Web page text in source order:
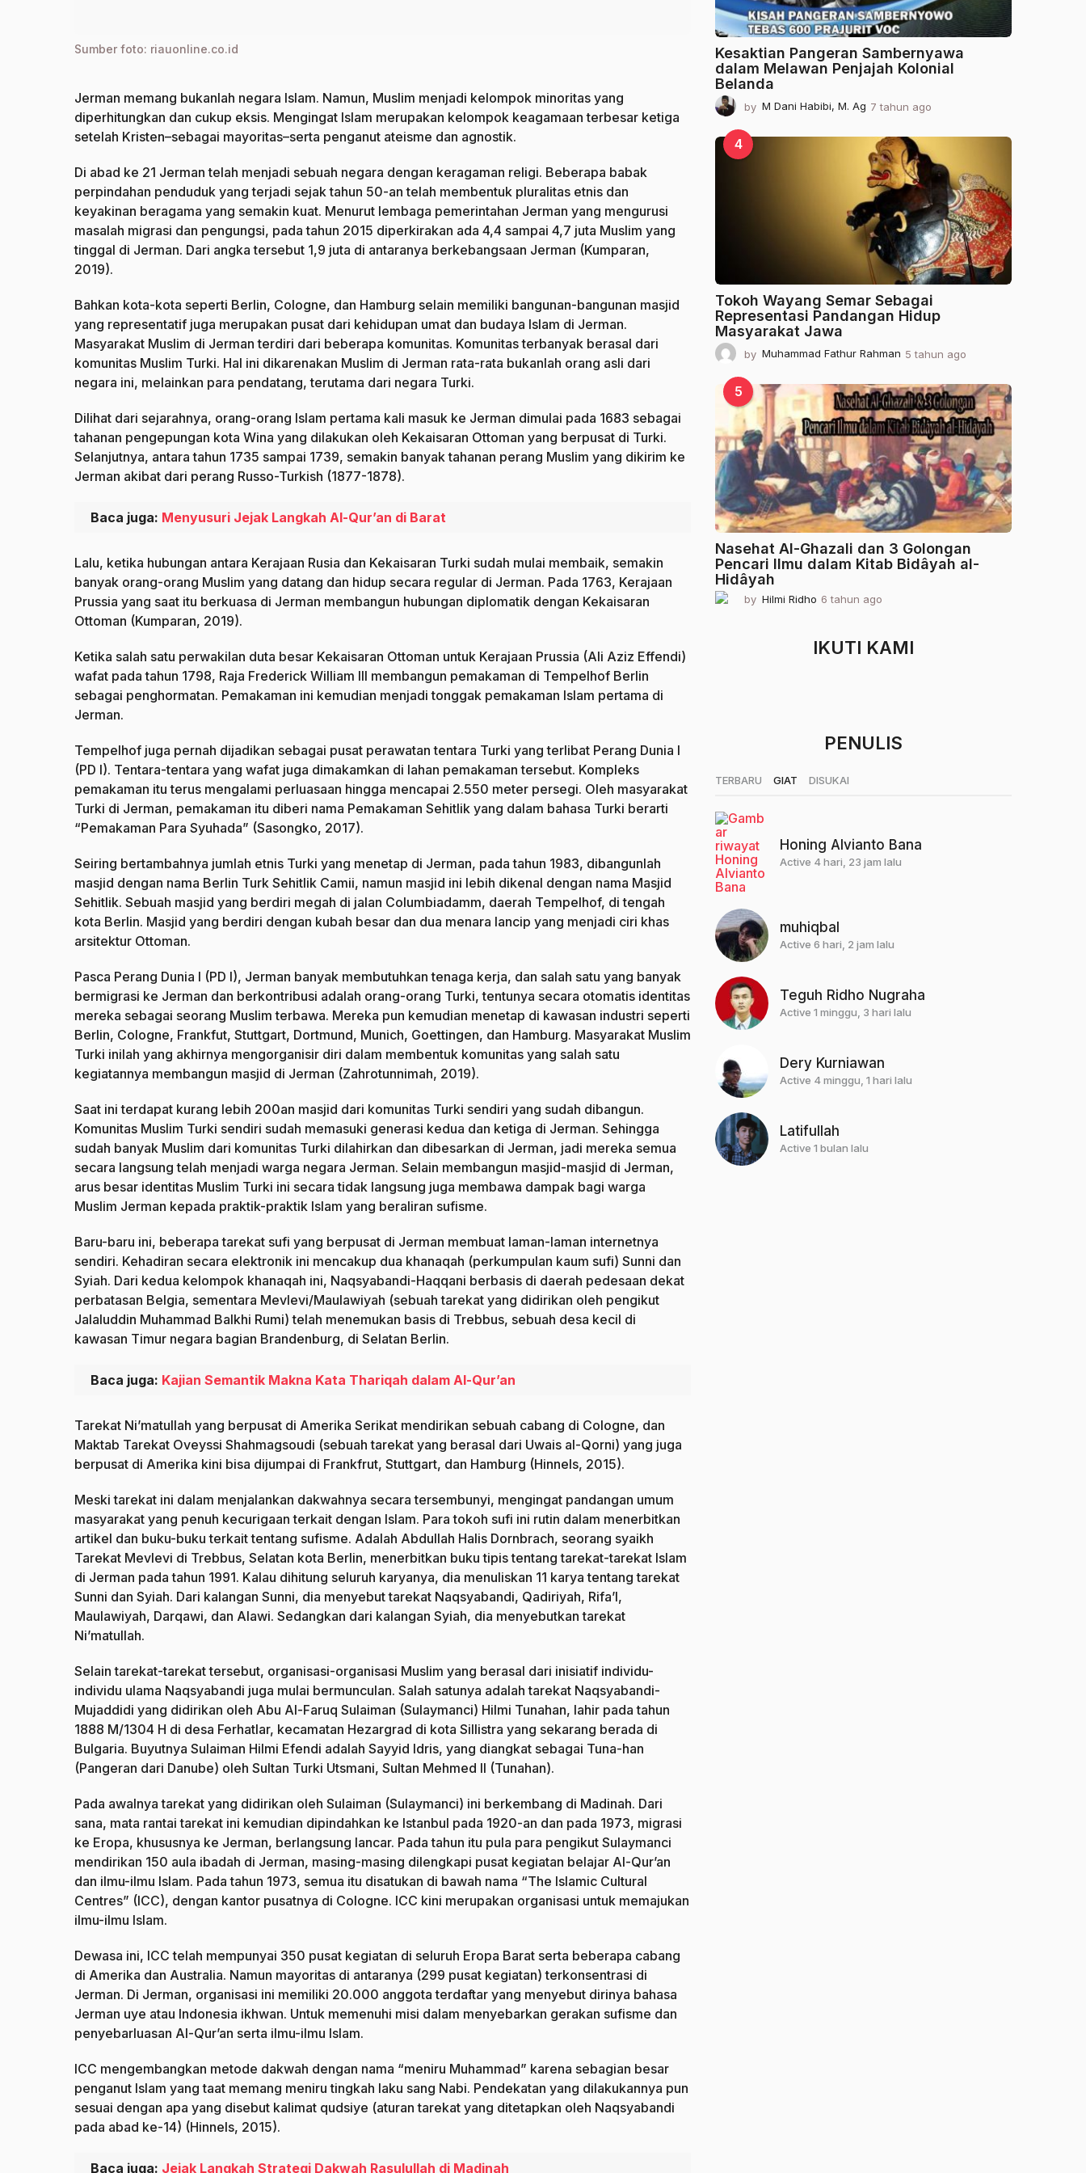
Sumber foto: riauonline.co.id
Jerman memang bukanlah negara Islam. Namun, Muslim menjadi kelompok minoritas yang
diperhitungkan dan cukup eksis. Mengingat Islam merupakan kelompok keagamaan terbesar ketiga
setelah Kristen–sebagai mayoritas–serta penganut ateisme dan agnostik.
Di abad ke 21 Jerman telah menjadi sebuah negara dengan keragaman religi. Beberapa babak
perpindahan penduduk yang terjadi sejak tahun 50-an telah membentuk pluralitas etnis dan
keyakinan beragama yang semakin kuat. Menurut lembaga pemerintahan Jerman yang mengurusi
masalah migrasi dan pengungsi, pada tahun 2015 diperkirakan ada 4,4 sampai 4,7 juta Muslim yang
tinggal di Jerman. Dari angka tersebut 1,9 juta di antaranya berkebangsaan Jerman (Kumparan,
2019).
Bahkan kota-kota seperti Berlin, Cologne, dan Hamburg selain memiliki bangunan-bangunan masjid
yang representatif juga merupakan pusat dari kehidupan umat dan budaya Islam di Jerman.
Masyarakat Muslim di Jerman terdiri dari beberapa komunitas. Komunitas terbanyak berasal dari
komunitas Muslim Turki. Hal ini dikarenakan Muslim di Jerman rata-rata bukanlah orang asli dari
negara ini, melainkan para pendatang, terutama dari negara Turki.
Dilihat dari sejarahnya, orang-orang Islam pertama kali masuk ke Jerman dimulai pada 1683 sebagai
tahanan pengepungan kota Wina yang dilakukan oleh Kekaisaran Ottoman yang berpusat di Turki.
Selanjutnya, antara tahun 1735 sampai 1739, semakin banyak tahanan perang Muslim yang dikirim ke
Jerman akibat dari perang Russo-Turkish (1877-1878).
Baca juga: Menyusuri Jejak Langkah Al-Qur’an di Barat
Lalu, ketika hubungan antara Kerajaan Rusia dan Kekaisaran Turki sudah mulai membaik, semakin
banyak orang-orang Muslim yang datang dan hidup secara regular di Jerman. Pada 1763, Kerajaan
Prussia yang saat itu berkuasa di Jerman membangun hubungan diplomatik dengan Kekaisaran
Ottoman (Kumparan, 2019).
Ketika salah satu perwakilan duta besar Kekaisaran Ottoman untuk Kerajaan Prussia (Ali Aziz Effendi)
wafat pada tahun 1798, Raja Frederick William III membangun pemakaman di Tempelhof Berlin
sebagai penghormatan. Pemakaman ini kemudian menjadi tonggak pemakaman Islam pertama di
Jerman.
Tempelhof juga pernah dijadikan sebagai pusat perawatan tentara Turki yang terlibat Perang Dunia I
(PD I). Tentara-tentara yang wafat juga dimakamkan di lahan pemakaman tersebut. Kompleks
pemakaman itu terus mengalami perluasaan hingga mencapai 2.550 meter persegi. Oleh masyarakat
Turki di Jerman, pemakaman itu diberi nama Pemakaman Sehitlik yang dalam bahasa Turki berarti
“Pemakaman Para Syuhada” (Sasongko, 2017).
Seiring bertambahnya jumlah etnis Turki yang menetap di Jerman, pada tahun 1983, dibangunlah
masjid dengan nama Berlin Turk Sehitlik Camii, namun masjid ini lebih dikenal dengan nama Masjid
Sehitlik. Sebuah masjid yang berdiri megah di jalan Columbiadamm, daerah Tempelhof, di tengah
kota Berlin. Masjid yang berdiri dengan kubah besar dan dua menara lancip yang menjadi ciri khas
arsitektur Ottoman.
Pasca Perang Dunia I (PD I), Jerman banyak membutuhkan tenaga kerja, dan salah satu yang banyak
bermigrasi ke Jerman dan berkontribusi adalah orang-orang Turki, tentunya secara otomatis identitas
mereka sebagai seorang Muslim terbawa. Mereka pun kemudian menetap di kawasan industri seperti
Berlin, Cologne, Frankfut, Stuttgart, Dortmund, Munich, Goettingen, dan Hamburg. Masyarakat Muslim
Turki inilah yang akhirnya mengorganisir diri dalam membentuk komunitas yang salah satu
kegiatannya membangun masjid di Jerman (Zahrotunnimah, 2019).
Saat ini terdapat kurang lebih 200an masjid dari komunitas Turki sendiri yang sudah dibangun.
Komunitas Muslim Turki sendiri sudah memasuki generasi kedua dan ketiga di Jerman. Sehingga
sudah banyak Muslim dari komunitas Turki dilahirkan dan dibesarkan di Jerman, jadi mereka semua
secara langsung telah menjadi warga negara Jerman. Selain membangun masjid-masjid di Jerman,
arus besar identitas Muslim Turki ini secara tidak langsung juga membawa dampak bagi warga
Muslim Jerman kepada praktik-praktik Islam yang beraliran sufisme.
Baru-baru ini, beberapa tarekat sufi yang berpusat di Jerman membuat laman-laman internetnya
sendiri. Kehadiran secara elektronik ini mencakup dua khanaqah (perkumpulan kaum sufi) Sunni dan
Syiah. Dari kedua kelompok khanaqah ini, Naqsyabandi-Haqqani berbasis di daerah pedesaan dekat
perbatasan Belgia, sementara Mevlevi/Maulawiyah (sebuah tarekat yang didirikan oleh pengikut
Jalaluddin Muhammad Balkhi Rumi) telah menemukan basis di Trebbus, sebuah desa kecil di
kawasan Timur negara bagian Brandenburg, di Selatan Berlin.
Baca juga: Kajian Semantik Makna Kata Thariqah dalam Al-Qur’an
Tarekat Ni’matullah yang berpusat di Amerika Serikat mendirikan sebuah cabang di Cologne, dan
Maktab Tarekat Oveyssi Shahmagsoudi (sebuah tarekat yang berasal dari Uwais al-Qorni) yang juga
berpusat di Amerika kini bisa dijumpai di Frankfrut, Stuttgart, dan Hamburg (Hinnels, 2015).
Meski tarekat ini dalam menjalankan dakwahnya secara tersembunyi, mengingat pandangan umum
masyarakat yang penuh kecurigaan terkait dengan Islam. Para tokoh sufi ini rutin dalam menerbitkan
artikel dan buku-buku terkait tentang sufisme. Adalah Abdullah Halis Dornbrach, seorang syaikh
Tarekat Mevlevi di Trebbus, Selatan kota Berlin, menerbitkan buku tipis tentang tarekat-tarekat Islam
di Jerman pada tahun 1991. Kalau dihitung seluruh karyanya, dia menuliskan 11 karya tentang tarekat
Sunni dan Syiah. Dari kalangan Sunni, dia menyebut tarekat Naqsyabandi, Qadiriyah, Rifa’I,
Maulawiyah, Darqawi, dan Alawi. Sedangkan dari kalangan Syiah, dia menyebutkan tarekat
Ni’matullah.
Selain tarekat-tarekat tersebut, organisasi-organisasi Muslim yang berasal dari inisiatif individu-
individu ulama Naqsyabandi juga mulai bermunculan. Salah satunya adalah tarekat Naqsyabandi-
Mujaddidi yang didirikan oleh Abu Al-Faruq Sulaiman (Sulaymanci) Hilmi Tunahan, lahir pada tahun
1888 M/1304 H di desa Ferhatlar, kecamatan Hezargrad di kota Sillistra yang sekarang berada di
Bulgaria. Buyutnya Sulaiman Hilmi Efendi adalah Sayyid Idris, yang diangkat sebagai Tuna-han
(Pangeran dari Danube) oleh Sultan Turki Utsmani, Sultan Mehmed II (Tunahan).
Pada awalnya tarekat yang didirikan oleh Sulaiman (Sulaymanci) ini berkembang di Madinah. Dari
sana, mata rantai tarekat ini kemudian dipindahkan ke Istanbul pada 1920-an dan pada 1973, migrasi
ke Eropa, khususnya ke Jerman, berlangsung lancar. Pada tahun itu pula para pengikut Sulaymanci
mendirikan 150 aula ibadah di Jerman, masing-masing dilengkapi pusat kegiatan belajar Al-Qur’an
dan ilmu-ilmu Islam. Pada tahun 1973, semua itu disatukan di bawah nama “The Islamic Cultural
Centres” (ICC), dengan kantor pusatnya di Cologne. ICC kini merupakan organisasi untuk memajukan
ilmu-ilmu Islam.
Dewasa ini, ICC telah mempunyai 350 pusat kegiatan di seluruh Eropa Barat serta beberapa cabang
di Amerika dan Australia. Namun mayoritas di antaranya (299 pusat kegiatan) terkonsentrasi di
Jerman. Di Jerman, organisasi ini memiliki 20.000 anggota terdaftar yang menyebut dirinya bahasa
Jerman uye atau Indonesia ikhwan. Untuk memenuhi misi dalam menyebarkan gerakan sufisme dan
penyebarluasan Al-Qur’an serta ilmu-ilmu Islam.
ICC mengembangkan metode dakwah dengan nama “meniru Muhammad” karena sebagian besar
penganut Islam yang taat memang meniru tingkah laku sang Nabi. Pendekatan yang dilakukannya pun
sesuai dengan apa yang disebut kalimat qudsiye (aturan tarekat yang ditetapkan oleh Naqsyabandi
pada abad ke-14) (Hinnels, 2015).
Baca juga: Jejak Langkah Strategi Dakwah Rasulullah di Madinah
Kesaktian Pangeran Sambernyawa
dalam Melawan Penjajah Kolonial
Belanda
by M Dani Habibi, M. Ag 7 tahun ago
a
u
n
g
o
4
Tokoh Wayang Semar Sebagai
Representasi Pandangan Hidup
Masyarakat Jawa
by Muhammad Fathur Rahman 5 tahun ago
a
h
u
n
a
g
o
5
Nasehat Al-Ghazali dan 3 Golongan
Pencari Ilmu dalam Kitab Bidâyah al-
Hidâyah
by Hilmi Ridho 6 tahun ago
h
u
IKUTI KAMI
PENULIS
TERBARU GIAT DISUKAI
Honing Alvianto Bana
Active 4 hari, 23 jam lalu
muhiqbal
Active 6 hari, 2 jam lalu
Teguh Ridho Nugraha
Active 1 minggu, 3 hari lalu
Dery Kurniawan
Active 4 minggu, 1 hari lalu
Latifullah
Active 1 bulan lalu